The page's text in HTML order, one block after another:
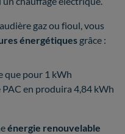
gaz ou fioul, vous
énergétiques grâce :
que pour 1 kWh
en produira 4,84 kWh
énergie renouvelable